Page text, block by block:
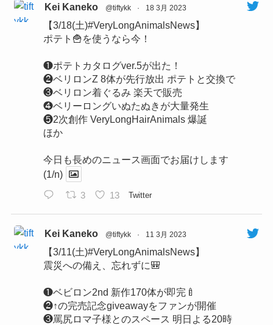
Kei Kaneko @tiftykk · 18 3月 2023
【3/18(土)#VeryLongAnimalsNews】
ポテト🍟を使うなら今！
❶ポテトカタログver.5が出た！
❷ベリロンZ 8体が先行放出 ポテトと交換で
❸ベリロン着ぐるみ 楽天で販売
❹ベリーロングいぬたぬきが大量発生
❺2次創作 VeryLongHairAnimals 爆誕
ほか
今日も長めのニュース画面でお届けします
(1/n)
3 13 Twitter
Kei Kaneko @tiftykk · 11 3月 2023
【3/11(土)#VeryLongAnimalsNews】
震災への備え、忘れずに🎒
❶ベビロン2nd 新作170体が即完🍼
❷↑の完売記念giveawayをファンが開催
❸罵尻ロマ子様とのスペース 明日よる20時